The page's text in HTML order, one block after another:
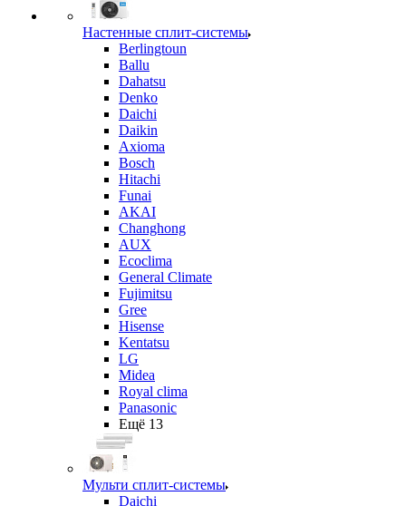
Настенные сплит-системы
Berlingtoun
Ballu
Dahatsu
Denko
Daichi
Daikin
Axioma
Bosch
Hitachi
Funai
AKAI
Changhong
AUX
Ecoclima
General Climate
Fujimitsu
Gree
Hisense
Kentatsu
LG
Midea
Royal clima
Panasonic
Ещё 13
Мульти сплит-системы
Daichi